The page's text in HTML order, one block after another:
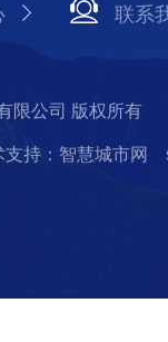
联系
限公司 版权所有
支持：智慧城市网